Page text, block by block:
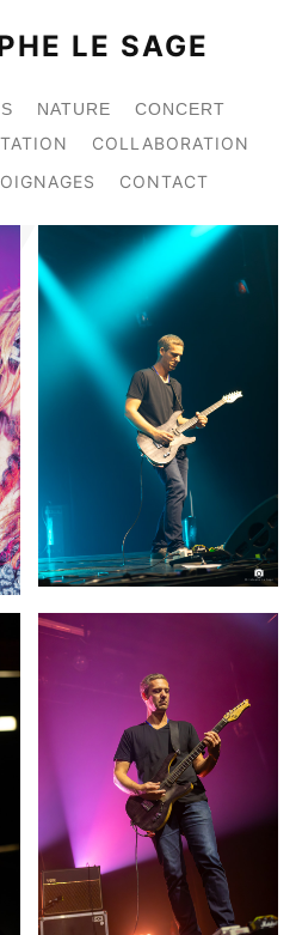
LE SAGE
NATURE
CONCERT
COLLABORATION
CONTACT